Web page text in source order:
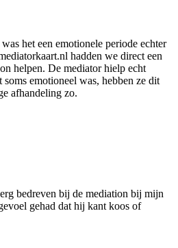
het een emotionele periode echter
hadden we direct een
helpen. De mediator hielp echt
emotioneel was, hebben ze dit
afhandeling zo.
bedreven bij de mediation bij mijn
gehad dat hij kant koos of